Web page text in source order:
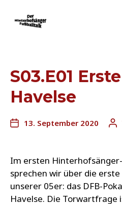
S03.E01
Havelse
13. September 2020
Im ersten
sprechen wir über die
unserer 05er: das DFB-
Havelse. Die Torwartfrage